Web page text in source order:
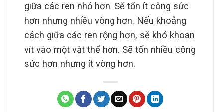
giữa các ren nhỏ hơn. Sẽ tốn ít công sức
hơn nhưng nhiều vòng hơn. Nếu khoảng
cách giữa các ren rộng hơn, sẽ khó khoan
vít vào một vật thể hơn. Sẽ tốn nhiều công
sức hơn nhưng ít vòng hơn.